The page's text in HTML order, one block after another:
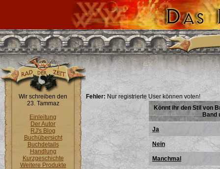
Wir schreiben den
23. Tammaz
Einleitung
Der Autor
RJ's Blog
Buchübersicht
Buchdetails
Handlung
Kurzgeschichte
Weitere Produkte
Fehler:Nur registrierte User können voten!
Könnt ihr den Stil von
Band
Ja
Nein
Manchmal